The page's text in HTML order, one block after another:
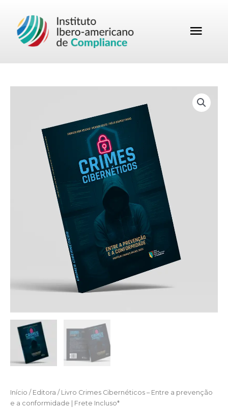
Início / Editora / Livro Crimes Cibernéticos – Entre a prevenção
e a conformidade | Frete Incluso*